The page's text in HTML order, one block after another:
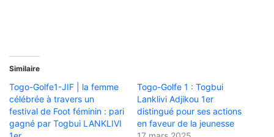
Similaire
Togo-Golfe1-JIF | la femme
célébrée à travers un
festival de Foot féminin : pari
gagné par Togbui LANKLIVI
Togo-Golfe 1 : Togbui
Lanklivi Adjikou 1er
distingué pour ses actions
en faveur de la jeunesse